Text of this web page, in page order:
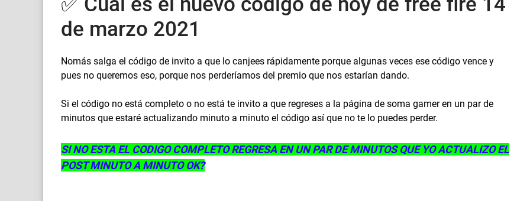
de marzo 2021
Nomás salga el código de invito a que lo canjees rápidamente porque algunas veces ese código vence y
pues no queremos eso, porque nos perderíamos del premio que nos estarían dando.
Si el código no está completo o no está te invito a que regreses a la página de soma gamer en un par de
minutos que estaré actualizando minuto a minuto el código así que no te lo puedes perder.
SI NO ESTA EL CODIGO COMPLETO REGRESA EN UN PAR DE MINUTOS QUE YO ACTUALIZO EL
POST MINUTO A MINUTO OK?